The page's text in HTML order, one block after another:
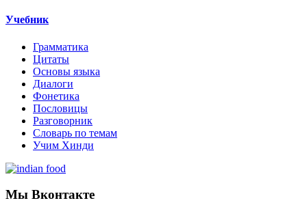
Учебник
Грамматика
Цитаты
Основы языка
Диалоги
Фонетика
Пословицы
Разговорник
Словарь по темам
Учим Хинди
Мы Вконтакте